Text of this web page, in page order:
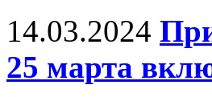
14.03.2024
25 марта